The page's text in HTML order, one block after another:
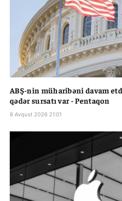
ABŞ-nin müharibəni davam
qədər sursatı var - Pentaqon
8 Avqust 2026 21:01